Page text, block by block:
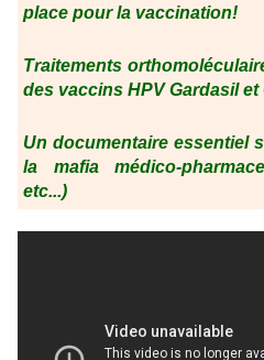
place pour la vaccination!
Traitements
des vaccins HPV Gardasil et
Un documentaire essentiel
la mafia médico-
etc...)